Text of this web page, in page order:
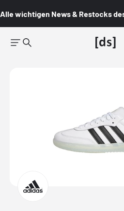
Alle wichtigen News & Restocks